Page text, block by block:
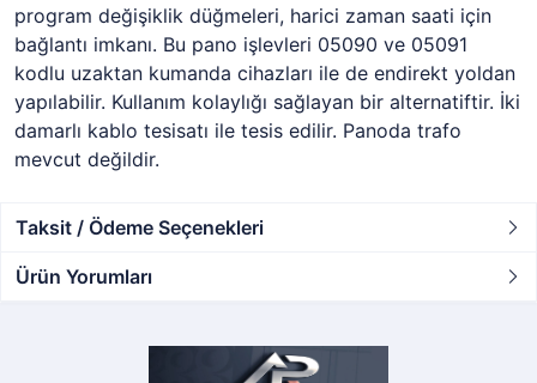
program değişiklik düğmeleri, harici zaman saati için
bağlantı imkanı. Bu pano işlevleri 05090 ve 05091
kodlu uzaktan kumanda cihazları ile de endirekt yoldan
yapılabilir. Kullanım kolaylığı sağlayan bir alternatiftir. İki
damarlı kablo tesisatı ile tesis edilir. Panoda trafo
mevcut değildir.
Taksit / Ödeme Seçenekleri
Ürün Yorumları